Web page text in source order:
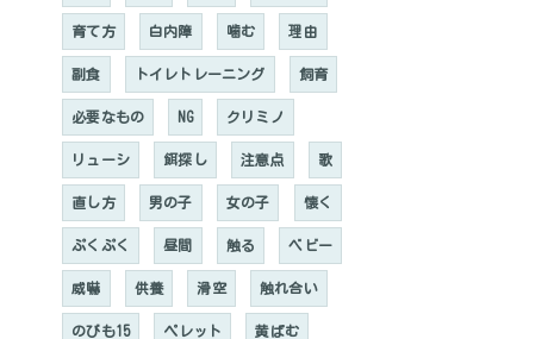
育て方 白内障 噛む 理由
副食 トイレトレーニング 飼育
必要なもの NG クリミノ
リューシ 餌探し 注意点 歌
直し方 男の子 女の子 懐く
ぷくぷく 昼間 触る ベビー
威嚇 供養 滑空 触れ合い
のびも15 ペレット 黄ばむ